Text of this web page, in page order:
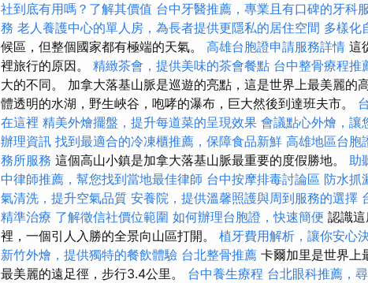
社到底有用嗎？了解其價值 台中牙醫推薦，專業且有口碑的牙科
務 老人養護中心的單人房，為長者提供更隱私的居住空間 多樣化
候區，但整個國家都有極端的天氣。 高雄台胞證申請服務詳情 這
裡旅行的原因。 精緻茶會，提供美味的茶會餐點 台中整骨療程推
大的不同。 加拿大落基山脈是巡遊的亮點，這是世界上最美麗的
體透明的水湖，野生峽谷，咆哮的瀑布，巨大然後到達班夫市。
在這裡 精美外燴擺盤，提升每道菜的呈現效果 會議點心外燴，讓
辦理資訊 找到最適合的冷凍櫃推薦，保障食品新鮮 高雄地區台胞
務所服務 這個高山小鎮是加拿大落基山脈最重要的度假勝地。 助
中律師推薦，幫您找到當地最佳律師 台中按摩排毒討論區 防水抓
氣清洗，提升空氣品質 安養院，提供溫馨照護與周到服務的選擇
精準治療 了解徵信社價位範圍 如何辦理台胞證，快速簡便 認識
裡，一個引人入勝的全景向山區打開。 植牙費用解析，讓你安心
新竹外燴，提供獨特的餐飲體驗 台北整骨推薦 卡爾加里是世界上
最美麗的遠足徑，步行3.4公里。 台中養生療程 台北眼科推薦，